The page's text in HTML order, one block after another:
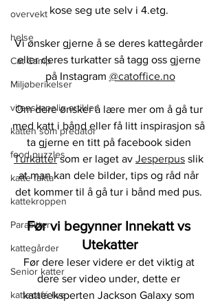
overvekt
helse
Cat Camp
Miljøberikelser
vitenskapelig artikler
katten som predator
food puzzles
katte fakta
kattekroppen
Parasitter
kattegårder
Senior katter
kattecafé live
kose seg ute selv i 4.etg.
Vi ønsker gjerne å se deres kattegårder
eller deres turkatter så tagg oss gjerne
på Instagram @catoffice.no
Om dere ønsker å lære mer om å gå tur
med katt i bånd eller få litt inspirasjon så
ta gjerne en titt på facebook siden
Turkatter som er laget av Jesperpus slik
at man kan dele bilder, tips og råd når
det kommer til å gå tur i bånd med pus.
Før vi begynner Innekatt vs
Utekatter
Før dere leser videre er det viktig at
dere ser video under, dette er
katteeksperten Jackson Galaxy som